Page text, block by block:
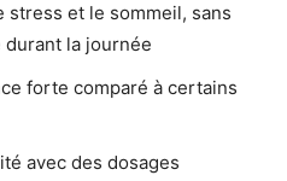
stress et le sommeil, sans
la journée
forte comparé à certains
avec des dosages